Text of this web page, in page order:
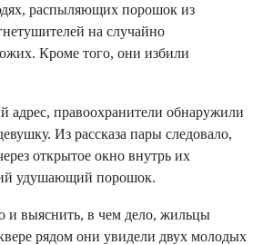
распыляющих порошок из
на случайно
Кроме того, они избили
адрес, правоохранители обнаружили
Из рассказа пары следовало,
открытое окно внутрь их
удушающий порошок.
и выяснить, в чем дело, жильцы
рядом они увидели двух молодых